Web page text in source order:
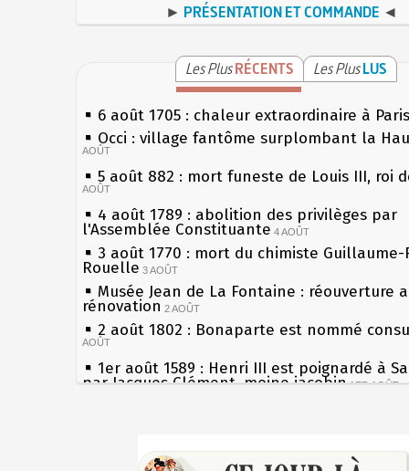
► PRÉSENTATION ET COMMANDE ◄
Les PlusRÉCENTS Les PlusLUS
6 août 1705 : chaleur extraordinaire à Paris
Occi : village fantôme surplombant la
AOÛT
5 août 882 : mort funeste de Louis III, roi
AOÛT
4 août 1789 : abolition des privilèges par
l'Assemblée Constituante 4 AOÛT
3 août 1770 : mort du chimiste Guillaume-
Rouelle 3 AOÛT
Musée Jean de La Fontaine : réouverture
rénovation 2 AOÛT
2 août 1802 : Bonaparte est nommé
AOÛT
1er août 1589 : Henri III est poignardé à
par Jacques Clément, moine jacobin 1ER AOÛT
Chocolat Poulain 30 JUILLET
les siècles